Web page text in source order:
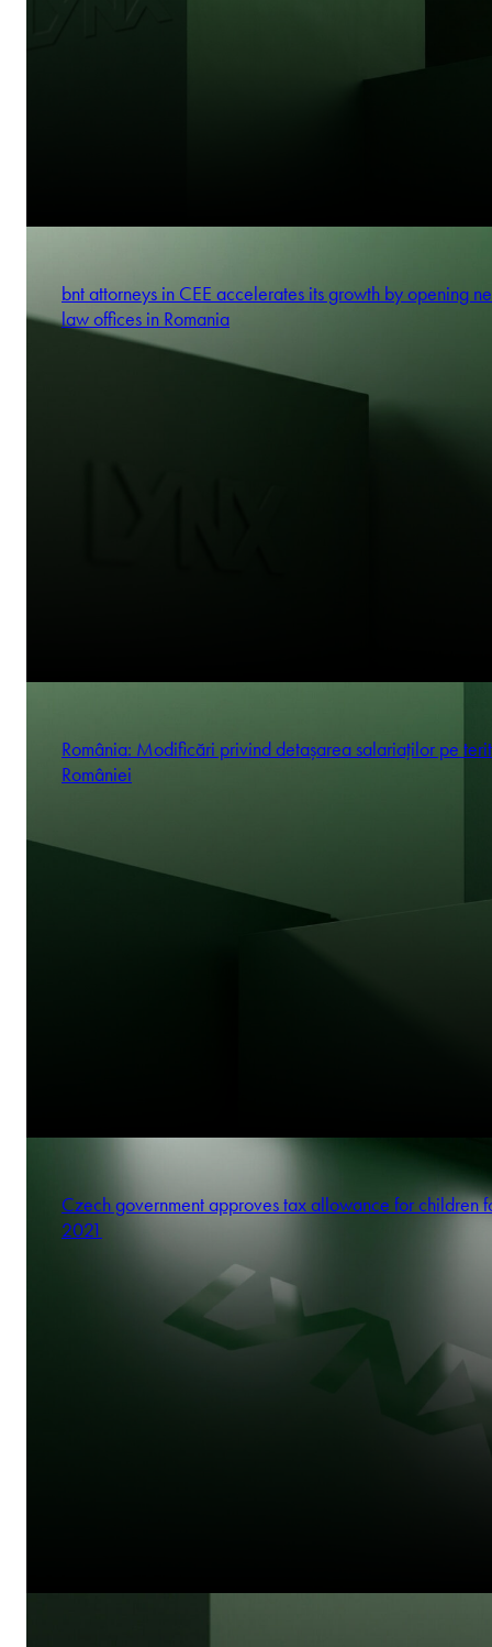
bnt attorneys in CEE accelerates its growth by opening
law offices in Romania
România: Modificări privind detașarea salariaților pe
României
Czech government approves tax allowance for children
2021